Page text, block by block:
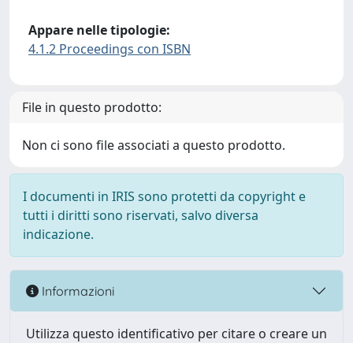
Appare nelle tipologie:
4.1.2 Proceedings con ISBN
File in questo prodotto:
Non ci sono file associati a questo prodotto.
I documenti in IRIS sono protetti da copyright e
tutti i diritti sono riservati, salvo diversa
indicazione.
Informazioni
Utilizza questo identificativo per citare o creare un